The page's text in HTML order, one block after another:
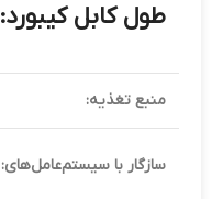
طول کابل کیبورد:
منبع تغذیه:
سازگار با سیستم‌عامل‌های: